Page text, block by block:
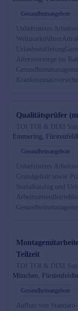
Gesundheitsangebote
Unbefristetes
Altersvorsorge im
Qualitätsprüfer
TOI TOI & DIXI
Emmering,
Gesundheitsangebote
Unbefristetes
Grundgehalt sowie
Sozialkatalog und
Teilzeit
TOI TOI & DIXI
München,
Gesundheitsangebote
Aufbau von